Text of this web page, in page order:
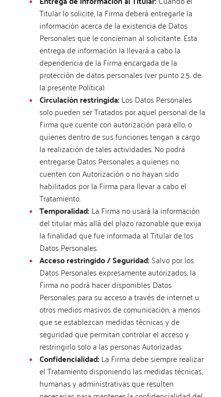
Titular lo solicite, la Firma deberá entregarle la
información acerca de la existencia de Datos
Personales que le conciernan al solicitante. Esta
entrega de información la llevará a cabo la
dependencia de la Firma encargada de la
protección de datos personales (ver punto 2.5. de
la presente Política).
Circulación restringida:Los Datos Personales
solo pueden ser Tratados por aquel personal de la
Firma que cuente con autorización para ello, o
quienes dentro de sus funciones tengan a cargo
la realización de tales actividades. No podrá
entregarse Datos Personales a quienes no
cuenten con Autorización o no hayan sido
habilitados por la Firma para llevar a cabo el
Tratamiento.
Temporalidad:La Firma no usará la información
del titular más allá del plazo razonable que exija
la finalidad que fue informada al Titular de los
Datos Personales.
Acceso restringido / Seguridad:Salvo por los
Datos Personales expresamente autorizados, la
Firma no podrá hacer disponibles Datos
Personales para su acceso a través de internet u
otros medios masivos de comunicación, a menos
que se establezcan medidas técnicas y de
seguridad que permitan controlar el acceso y
restringirlo solo a las personas Autorizadas.
Confidencialidad:La Firma debe siempre realizar
el Tratamiento disponiendo las medidas técnicas,
humanas y administrativas que resulten